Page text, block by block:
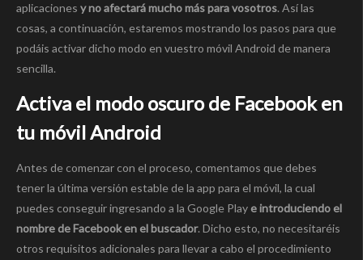
aplicaciones y no afectará mucho más para vosotros. Así las
cosas, a continuación, estaremos mostrando los pasos para que
podáis activar dicho modo en vuestro móvil Android de manera
sencilla.
Activa el modo oscuro de Facebook en
tu móvil Android
Antes de comenzar con el proceso, comentamos que debes
tener la última versión estable de la app para el móvil, la cual
puedes conseguir ingresando a la Google Playe introduciendo el
nombre de Facebook en el buscador. Dicho esto, no necesitaréis
otros requisitos adicionales para llevar a cabo el procedimiento